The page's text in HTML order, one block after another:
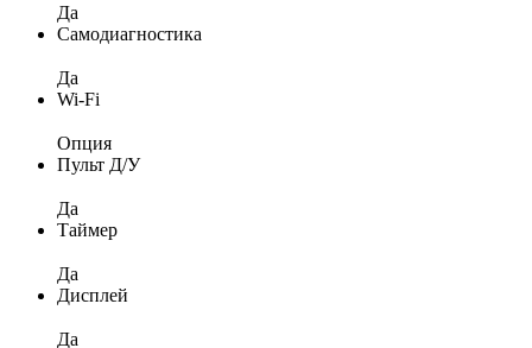
Да
Самодиагностика
Да
Wi-Fi
Опция
Пульт Д/У
Да
Таймер
Да
Дисплей
Да